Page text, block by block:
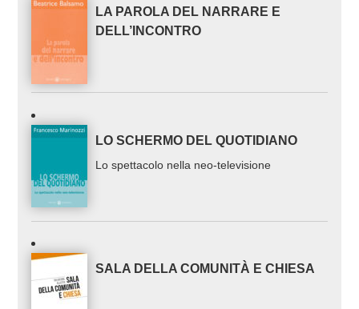
LA PAROLA DEL NARRARE E
DELL’INCONTRO
LO SCHERMO DEL QUOTIDIANO
Lo spettacolo nella neo-televisione
SALA DELLA COMUNITÀ E CHIESA